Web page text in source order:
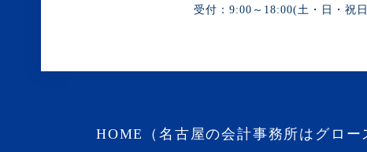
・2024年9月(4記事)
・2024年4月(2記事)
受付：9:00～18:00(土・日・祝
HOME（名古屋の会計事務所はグロー